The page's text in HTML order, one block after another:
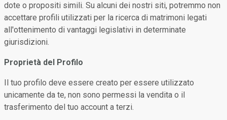
dote o propositi simili. Su alcuni dei nostri siti, potremmo non
accettare profili utilizzati per la ricerca di matrimoni legati
all'ottenimento di vantaggi legislativi in determinate
giurisdizioni.
Proprietà del Profilo
Il tuo profilo deve essere creato per essere utilizzato
unicamente da te, non sono permessi la vendita o il
trasferimento del tuo account a terzi.